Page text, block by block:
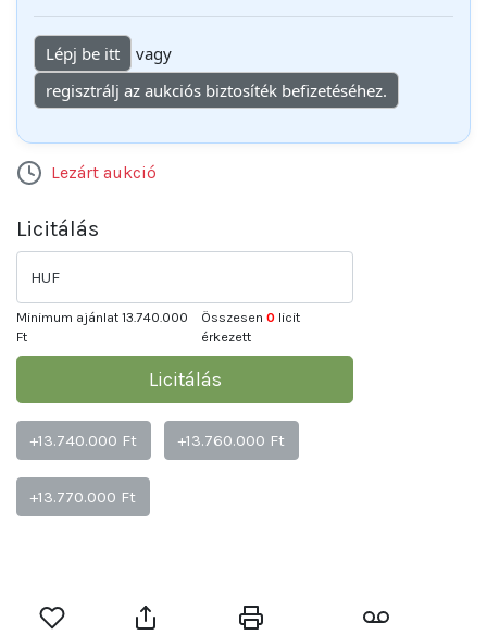
Lépj be itt
vagy
regisztrálj az aukciós biztosíték befizetéséhez.
Lezárt aukció
Licitálás
HUF
Minimum ajánlat 13.740.000
Ft
Összesen0 licit
érkezett
Licitálás
+13.740.000 Ft +13.760.000 Ft
+13.770.000 Ft